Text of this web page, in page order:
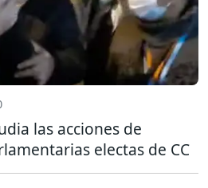
las acciones de
electas de CC